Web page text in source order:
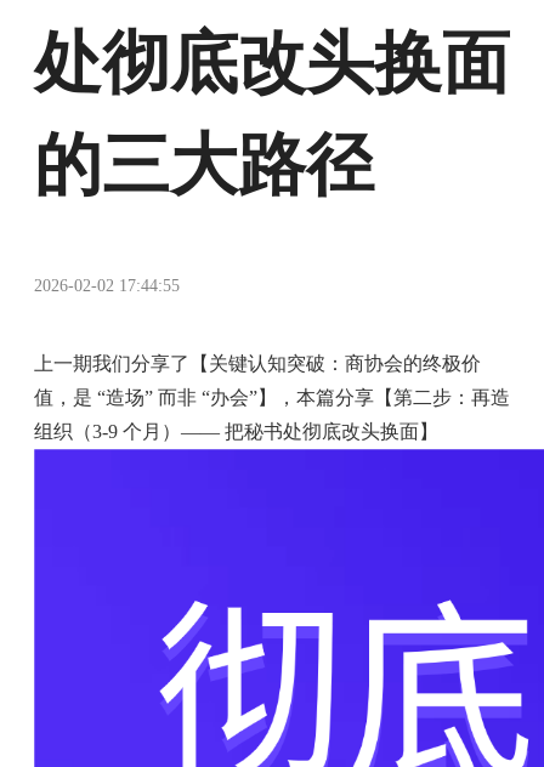
处彻底改头换面
的三大路径
2026-02-02 17:44:55
上一期我们分享了【关键认知突破：商协会的终极价
值，是 “造场” 而非 “办会”】，本篇分享【第二步：再造
组织（3-9 个月）—— 把秘书处彻底改头换面】